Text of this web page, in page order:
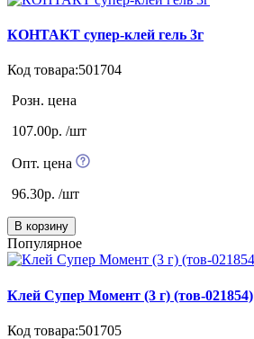
КОНТАКТ супер-клей гель 3г
Код товара:501704
Розн. цена
107.00р. /шт
Опт. цена
96.30р. /шт
В корзину
Популярное
Клей Супер Момент (3 г) (тов-021854)
Код товара:501705